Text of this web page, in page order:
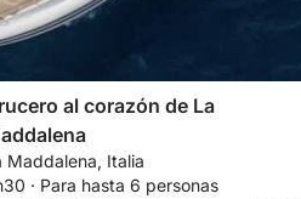
al corazón de La
Maddalena, Italia
· Para hasta 6 personas